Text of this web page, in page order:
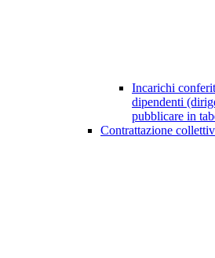
Incarichi
dipendenti
pubblicare in
Contrattazione